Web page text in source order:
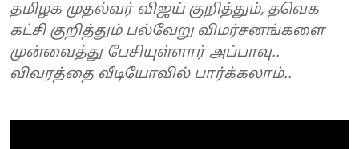
தமிழக முதல்வர் விஜய் குறித்தும், தவெக
கட்சி குறித்தும் பல்வேறு விமர்சனங்களை
முன்வைத்து பேசியுள்ளார் அப்பாவு..
விவரத்தை வீடியோவில் பார்க்கலாம்..